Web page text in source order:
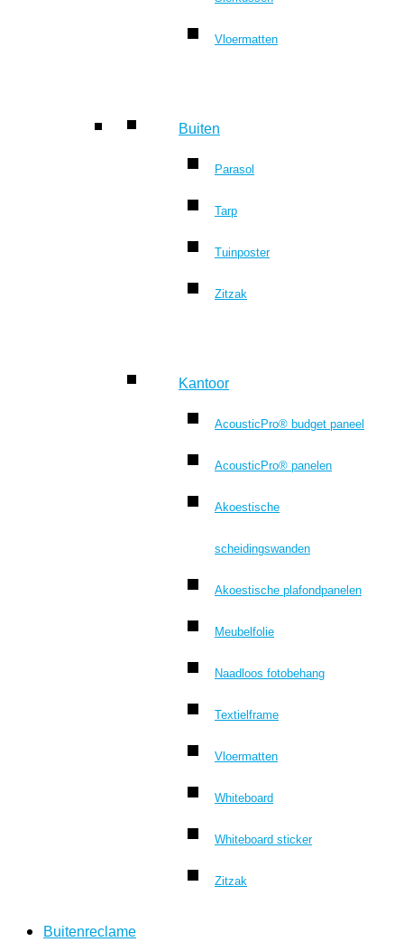
Vloermatten
Buiten
Parasol
Tarp
Tuinposter
Zitzak
Kantoor
AcousticPro® budget paneel
AcousticPro® panelen
Akoestische
scheidingswanden
Akoestische plafondpanelen
Meubelfolie
Naadloos fotobehang
Textielframe
Vloermatten
Whiteboard
Whiteboard sticker
Zitzak
Buitenreclame